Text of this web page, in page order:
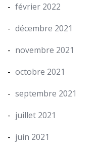
février 2022
décembre 2021
novembre 2021
octobre 2021
septembre 2021
juillet 2021
juin 2021